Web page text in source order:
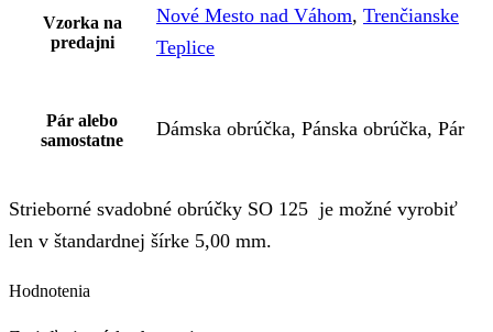
Vzorka na
predajni
Nové Mesto nad Váhom, Trenčianske
Teplice
Pár alebo
samostatne
Dámska obrúčka, Pánska obrúčka, Pár
Strieborné svadobné obrúčky SO 125 je možné vyrobiť
len v štandardnej šírke 5,00 mm.
Hodnotenia